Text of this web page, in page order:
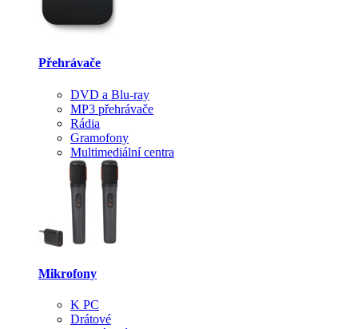
Přehrávače
DVD a Blu-ray
MP3 přehrávače
Rádia
Gramofony
Multimediální centra
Mikrofony
K PC
Drátové